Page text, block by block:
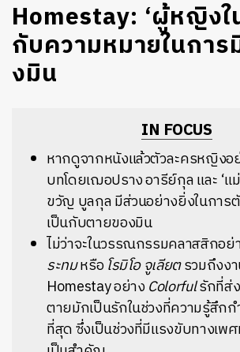
Homestay: ‘ผู้หญิง
กับความหมายในการ
งมิน
IN FOCUS
หากดูจากหนังแล้วตัวละครหญิงอ
บทโดยเฌอปราง อารีย์กุล และ ‘แ
ขวัญ บูลกุล มีส่วนอย่างยิ่งในการ
เป็นกับตายของมิน
ไม่ว่าจะในวรรณกรรมคลาสสิกอย่
ระทมหรือ โรมิโอ จูเลียตรวมถึงง
Homestay อย่าง Colorfulรักที่ส่
ตายมักเป็นรักในช่วงที่ความรู้สึก
ที่สุด ซึ่งเป็นช่วงที่มีแรงขับทางเพ